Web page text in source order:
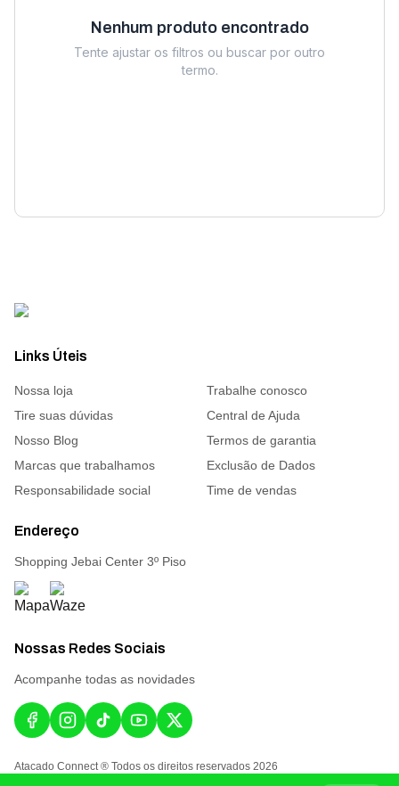
Nenhum produto encontrado
Tente ajustar os filtros ou buscar por outro
termo.
Links Úteis
Nossa loja
Trabalhe conosco
Tire suas dúvidas
Central de Ajuda
Nosso Blog
Termos de garantia
Marcas que trabalhamos
Exclusão de Dados
Responsabilidade social
Time de vendas
Endereço
Shopping Jebai Center 3º Piso
Nossas Redes Sociais
Acompanhe todas as novidades
Atacado Connect ® Todos os direitos reservados 2026